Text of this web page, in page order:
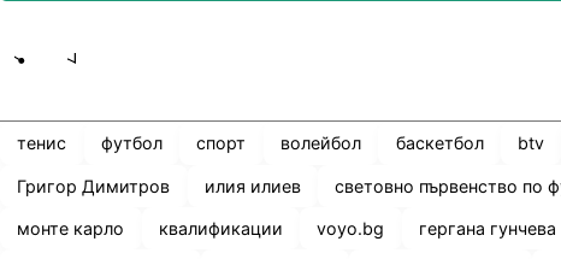
тенис футбол спорт волейбол баскетбол btv
Григор Димитров илия илиев световно първенство по
монте карло квалификации voyo.bg гергана гунчева